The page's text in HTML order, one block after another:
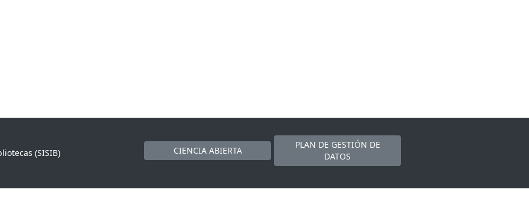
(SISIB)
CIENCIA ABIERTA
PLAN DE GESTIÓN DE
DATOS